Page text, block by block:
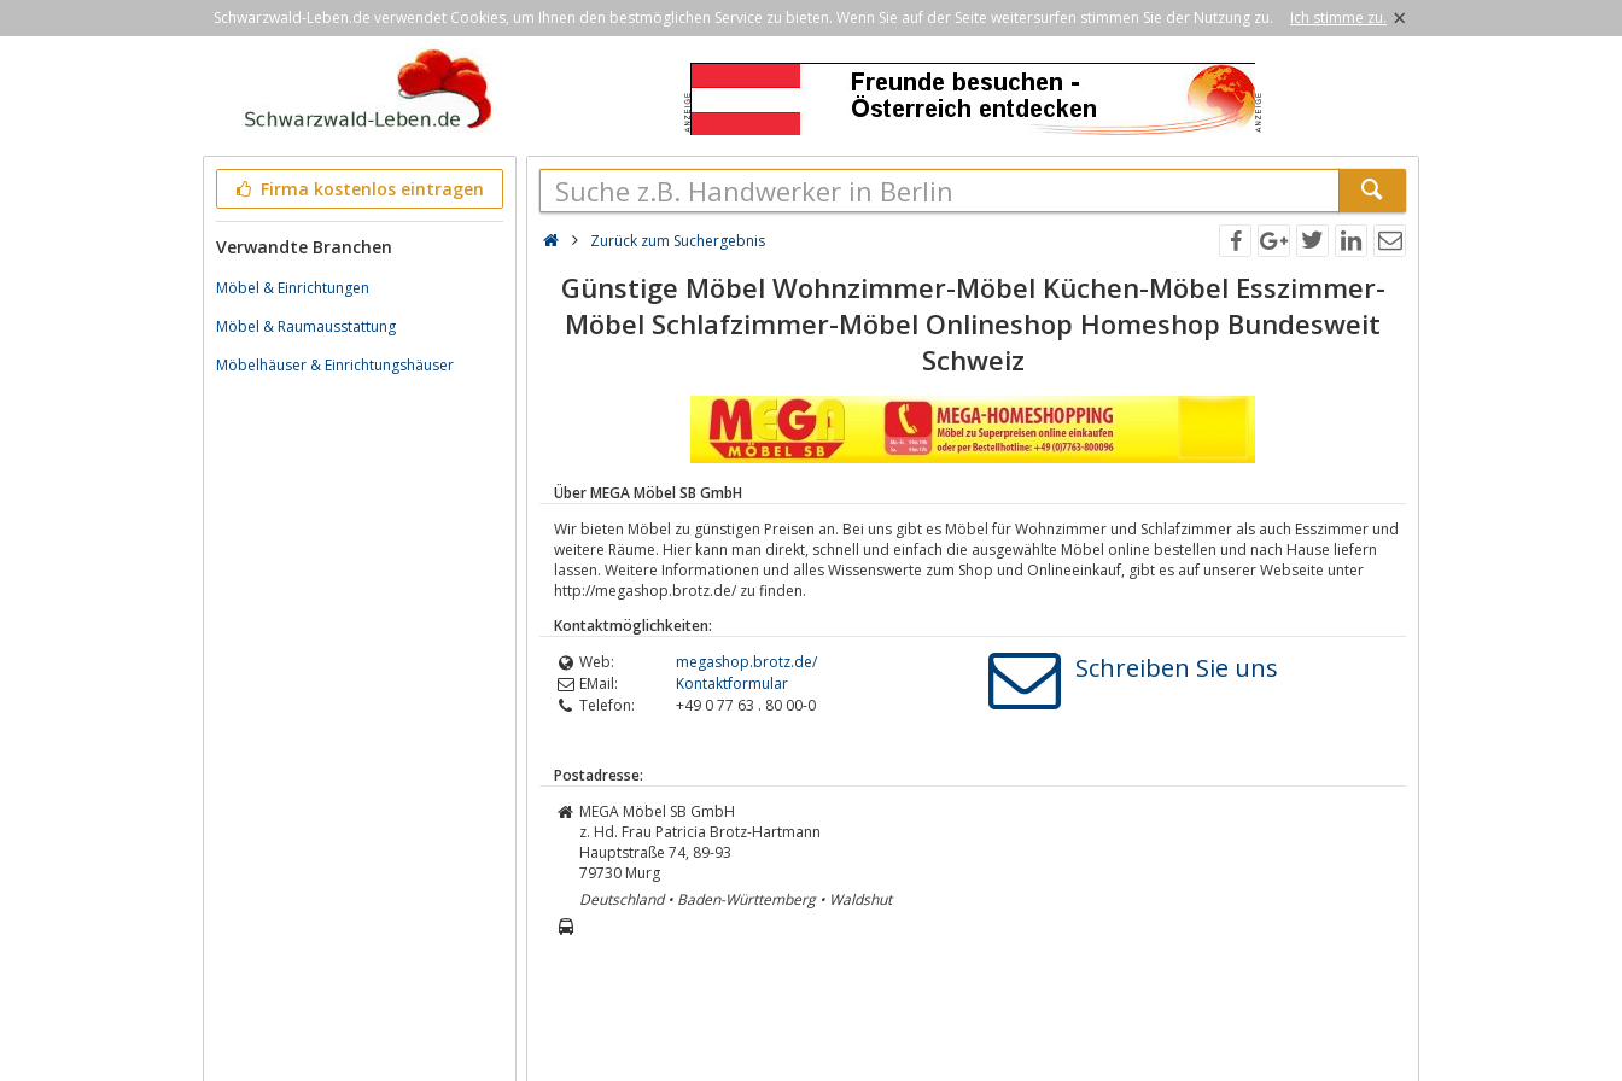
Schwarzwald-Leben.de verwendet Cookies, um Ihnen den bestmöglichen Service zu bieten. Wenn Sie auf der Seite weitersurfen stimmen Sie der Nutzung zu. Ich stimme zu. ×
Firma kostenlos eintragen
Verwandte Branchen
Möbel & Einrichtungen
Möbel & Raumausstattung
Möbelhäuser & Einrichtungshäuser
Zurück zum Suchergebnis
Günstige Möbel Wohnzimmer-Möbel Küchen-Möbel Esszimmer-
Möbel Schlafzimmer-Möbel Onlineshop Homeshop Bundesweit
Schweiz
Über MEGA Möbel SB GmbH
Wir bieten Möbel zu günstigen Preisen an. Bei uns gibt es Möbel für Wohnzimmer und Schlafzimmer als auch Esszimmer und
weitere Räume. Hier kann man direkt, schnell und einfach die ausgewählte Möbel online bestellen und nach Hause liefern
lassen. Weitere Informationen und alles Wissenswerte zum Shop und Onlineeinkauf, gibt es auf unserer Webseite unter
http://megashop.brotz.de/ zu finden.
Kontaktmöglichkeiten:
Web:
megashop.brotz.de/
EMail:
Kontaktformular
Telefon:
+49 0 77 63 . 80 00-0
Schreiben Sie uns
Postadresse:
MEGA Möbel SB GmbH
z. Hd. Frau Patricia Brotz-Hartmann
Hauptstraße 74, 89-93
79730 Murg
Deutschland • Baden-Württemberg • Waldshut